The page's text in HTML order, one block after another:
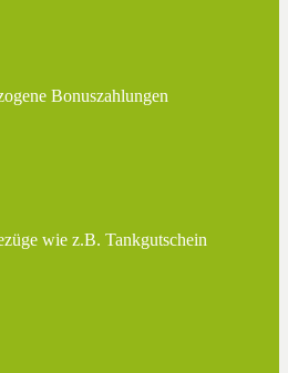
Bonuszahlungen
wie z.B. Tankgutschein